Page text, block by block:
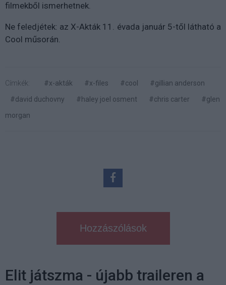
filmekből ismerhetnek.
Ne feledjétek: az X-Akták 11. évada január 5-től látható a
Cool műsorán.
Címkék: #x-akták #x-files #cool
#gillian anderson
#david duchovny
#haley joel osment #chris carter
#glen
morgan
Hozzászólások
Elit játszma - újabb traileren a